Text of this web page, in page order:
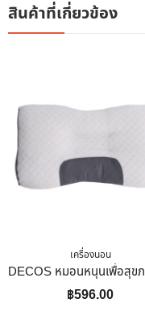
สินค้าที่เกี่ยวข้อง
เครื่องนอน
฿596.00